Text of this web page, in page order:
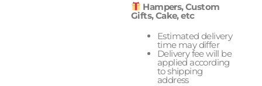
Hampers, Custom
Gifts, Cake, etc
Estimated delivery
time may differ
Delivery fee will be
applied according
to shipping
address